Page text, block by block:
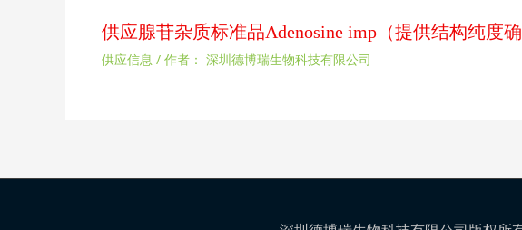
供应腺苷杂质标准品Adenosine imp（提供结构纯度确
供应信息 / 作者： 深圳德博瑞生物科技有限公司